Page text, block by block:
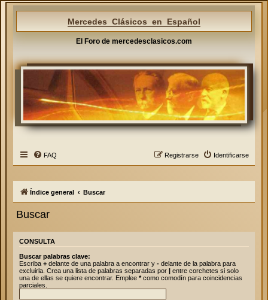
Mercedes Clásicos en Español
El Foro de mercedesclasicos.com
FAQ Identificarse
Registrarse
Índice general Buscar
Buscar
CONSULTA
Buscar palabras clave:
Escriba + delante de una palabra a encontrar y - delante de la palabra para
excluirla. Crea una lista de palabras separadas por | entre corchetes si solo
una de ellas se quiere encontrar. Emplee *como comodín para coincidencias
parciales.